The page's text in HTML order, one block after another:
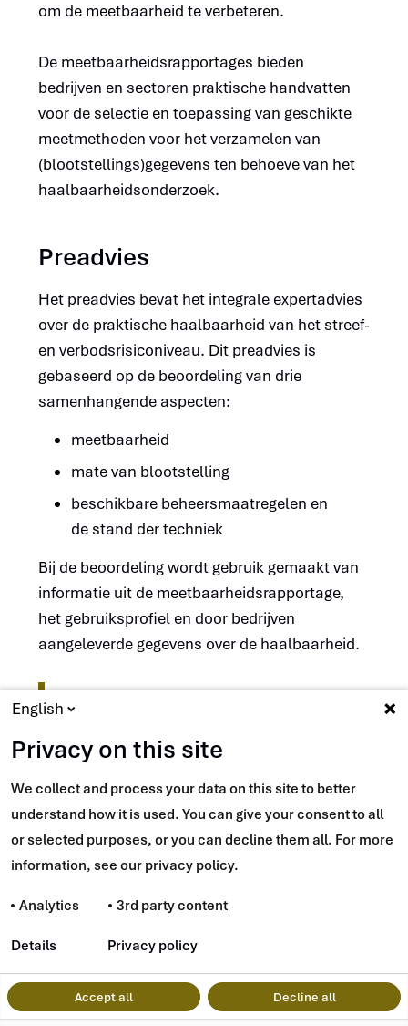
om de meetbaarheid te verbeteren.
De meetbaarheidsrapportages bieden
bedrijven en sectoren praktische handvatten
voor de selectie en toepassing van geschikte
meetmethoden voor het verzamelen van
(blootstellings)gegevens ten behoeve van het
haalbaarheidsonderzoek.
Preadvies
Het preadvies bevat het integrale expertadvies
over de praktische haalbaarheid van het streef-
en verbodsrisiconiveau. Dit preadvies is
gebaseerd op de beoordeling van drie
samenhangende aspecten:
meetbaarheid
mate van blootstelling
beschikbare beheersmaatregelen en
de stand der techniek
Bij de beoordeling wordt gebruik gemaakt van
informatie uit de meetbaarheidsrapportage,
het gebruiksprofiel en door bedrijven
aangeleverde gegevens over de haalbaarheid.
De rapportages van het
Expertbureau BSW worden
gepubliceerd via de website van
deSER(opent
in
(verwijst
.
Navigatie
CookiesPrivacy statement DisclaimerToegankelijkheid
English
Privacy on this site
We collect and process your data on this site to better
understand how it is used. You can give your consent to all
or selected purposes, or you can decline them all. For more
information, see our privacy policy.
Analytics 3rd party content
Accept all Decline all
Details Privacy policy